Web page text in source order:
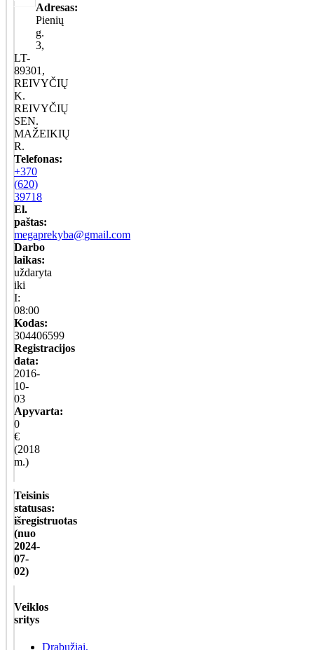
Adresas:
Pienių
g.
3,
LT-
89301,
REIVYČIŲ
K.
REIVYČIŲ
SEN.
MAŽEIKIŲ
R.
Telefonas:
+370
(620)
39718
El.
paštas:
megaprekyba@gmail.com
Darbo
laikas:
uždaryta
iki
I:
08:00
Kodas:
304406599
Registracijos
data:
2016-
10-
03
Apyvarta:
0
€
(2018
m.)
Teisinis
statusas:
išregistruotas
(nuo
2024-
07-
02)
Veiklos
sritys
Drabužiai,